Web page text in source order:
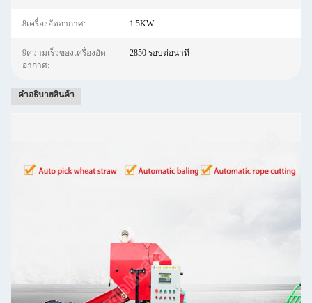
8เครื่องอัดอากาศ: 1.5KW
9ความเร็วของเครื่องอัด
อากาศ:
2850 รอบต่อนาที
คําอธิบายสินค้า